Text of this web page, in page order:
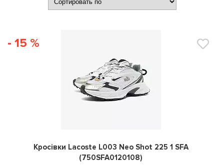
- 15 %
0
Кросівки Lacoste L003 Neo Shot 225 1 SFA
(750SFA0120108)